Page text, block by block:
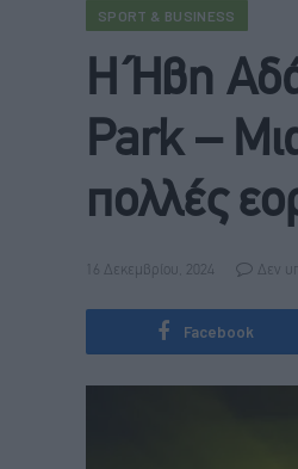
SPORT & BUSINESS
Η Ήβη
Park –
πολλές
16 Δεκεμβρίου, 2024 Δεν
Facebook